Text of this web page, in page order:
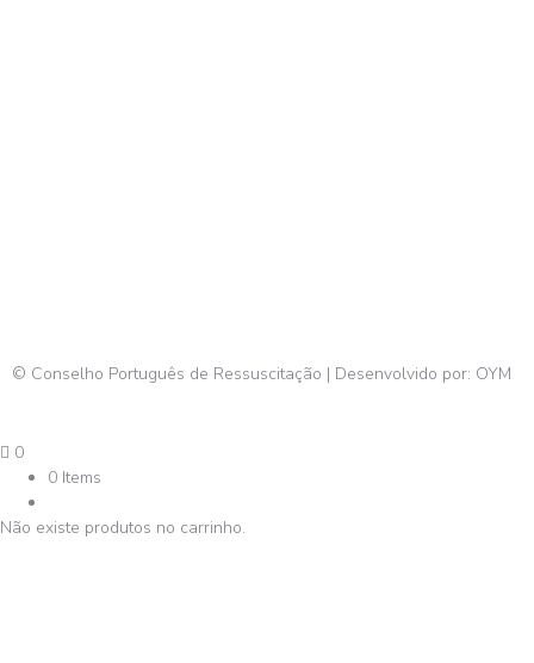
© Conselho Português de Ressuscitação | Desenvolvido por: OYM
0
0 Items
Não existe produtos no carrinho.